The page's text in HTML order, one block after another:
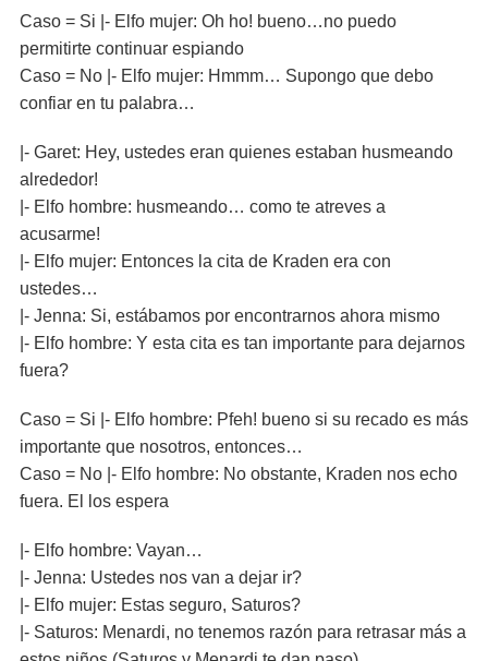
Caso = Si |- Elfo mujer: Oh ho! bueno…no puedo
permitirte continuar espiando
Caso = No |- Elfo mujer: Hmmm… Supongo que debo
confiar en tu palabra…
|- Garet: Hey, ustedes eran quienes estaban husmeando
alrededor!
|- Elfo hombre: husmeando… como te atreves a
acusarme!
|- Elfo mujer: Entonces la cita de Kraden era con
ustedes…
|- Jenna: Si, estábamos por encontrarnos ahora mismo
|- Elfo hombre: Y esta cita es tan importante para dejarnos
fuera?
Caso = Si |- Elfo hombre: Pfeh! bueno si su recado es más
importante que nosotros, entonces…
Caso = No |- Elfo hombre: No obstante, Kraden nos echo
fuera. El los espera
|- Elfo hombre: Vayan…
|- Jenna: Ustedes nos van a dejar ir?
|- Elfo mujer: Estas seguro, Saturos?
|- Saturos: Menardi, no tenemos razón para retrasar más a